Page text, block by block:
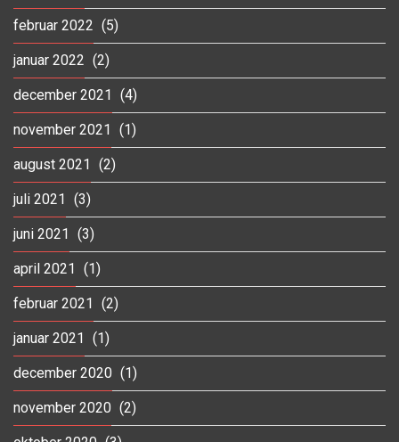
februar 2022 (5)
januar 2022 (2)
december 2021 (4)
november 2021 (1)
august 2021 (2)
juli 2021 (3)
juni 2021 (3)
april 2021 (1)
februar 2021 (2)
januar 2021 (1)
december 2020 (1)
november 2020 (2)